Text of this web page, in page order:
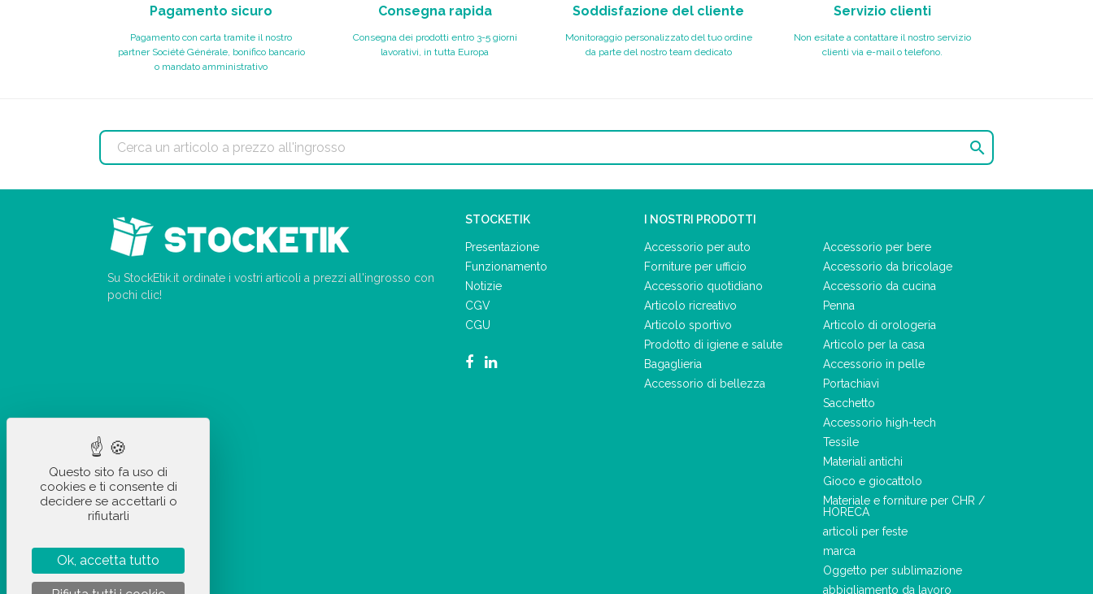
Pagamento sicuro
Pagamento con carta tramite il nostro
partner Société Générale, bonifico bancario
o mandato amministrativo
Consegna rapida
Consegna dei prodotti entro 3-5 giorni
lavorativi, in tutta Europa
Soddisfazione del cliente
Monitoraggio personalizzato del tuo ordine
da parte del nostro team dedicato
Servizio clienti
Non esitate a contattare il nostro servizio
clienti via e-mail o telefono.

Su StockEtik.it ordinate i vostri articoli a prezzi all'ingrosso con
pochi clic!
STOCKETIK
Presentazione
Funzionamento
Notizie
CGV
CGU
I NOSTRI PRODOTTI
Accessorio per auto
Forniture per ufficio
Accessorio quotidiano
Articolo ricreativo
Articolo sportivo
Prodotto di igiene e salute
Bagaglieria
Accessorio di bellezza
Accessorio per bere
Accessorio da bricolage
Accessorio da cucina
Penna
Articolo di orologeria
Articolo per la casa
Accessorio in pelle
Portachiavi
Sacchetto
Accessorio high-tech
Tessile
Materiali antichi
Gioco e giocattolo
Materiale e forniture per CHR /
HORECA
articoli per feste
marca
Oggetto per sublimazione
abbigliamento da lavoro
Questo sito fa uso di
cookies e ti consente di
decidere se accettarli o
rifiutarli
Ok, accetta tutto